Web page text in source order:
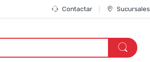
Contactar Sucursales